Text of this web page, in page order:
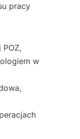
pracy
POZ,
w